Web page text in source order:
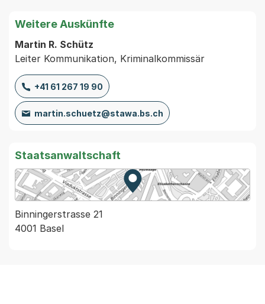
Weitere Auskünfte
Martin R. Schütz
Leiter Kommunikation, Kriminalkommissär
+41 61 267 19 90
martin.schuetz@stawa.bs.ch
Staatsanwaltschaft
Zur Karte von MapBS.
Externer Link, wird in einem
Binningerstrasse 21
4001 Basel